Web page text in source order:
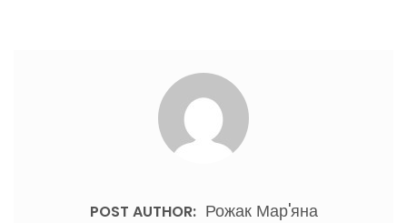
POST AUTHOR: Рожак Мар'яна